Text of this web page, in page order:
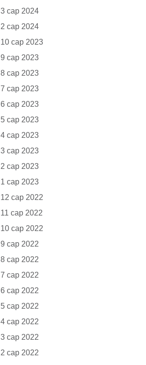
3 сар 2024
2 сар 2024
10 сар 2023
9 сар 2023
8 сар 2023
7 сар 2023
6 сар 2023
5 сар 2023
4 сар 2023
3 сар 2023
2 сар 2023
1 сар 2023
12 сар 2022
11 сар 2022
10 сар 2022
9 сар 2022
8 сар 2022
7 сар 2022
6 сар 2022
5 сар 2022
4 сар 2022
3 сар 2022
2 сар 2022